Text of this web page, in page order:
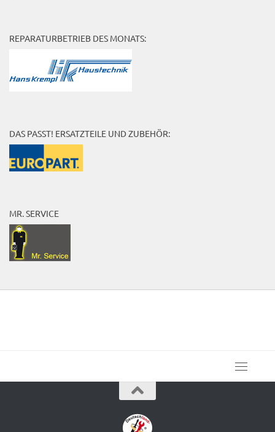
REPARATURBETRIEB DES MONATS:
DAS PASST! ERSATZTEILE UND ZUBEHÖR:
MR. SERVICE